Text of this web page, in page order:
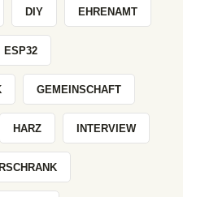
DIY EHRENAMT
ESP32
GEMEINSCHAFT
HARZ INTERVIEW